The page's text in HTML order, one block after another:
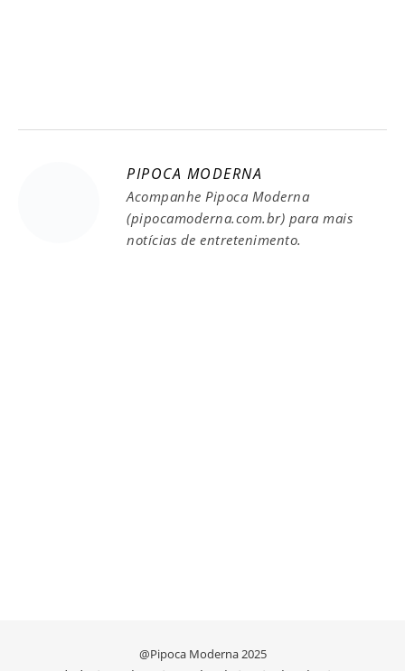
PIPOCA MODERNA
Acompanhe Pipoca Moderna
(pipocamoderna.com.br) para mais
notícias de entretenimento.
@Pipoca Moderna 2025